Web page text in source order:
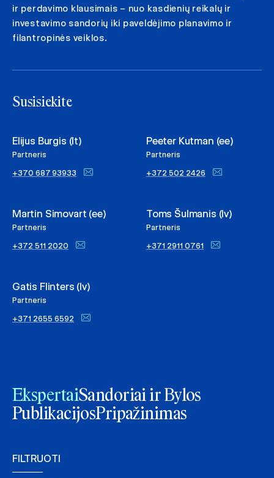
ir perdavimo klausimais – nuo kasdienių reikalų ir
investavimo sandorių iki paveldėjimo planavimo ir
filantropinės veiklos.
Susisiekite
Elijus Burgis (lt)
Partneris
+370 687 93933
Martin Simovart (ee)
Partneris
+372 511 2020
Gatis Flinters (lv)
Partneris
+371 2655 6592
Peeter Kutman (ee)
Partneris
+372 502 2426
Toms Šulmanis (lv)
Partneris
+371 2911 0761
EkspertaiSandoriai ir Bylos
PublikacijosPripažinimas
FILTRUOTI